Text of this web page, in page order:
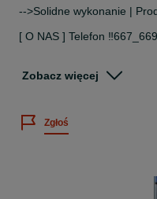
-->Solidne wykonanie |
[ O NAS ] Telefon
**Ursus C-330**.
poprawia wygodę oraz
pogodowych.
--> Szyby hartowane –
Zobacz więcej
Zgłoś